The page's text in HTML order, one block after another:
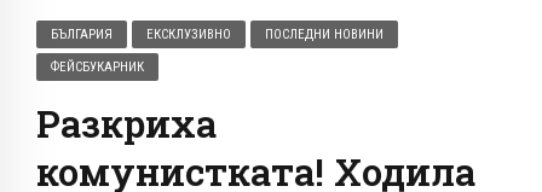
БЪЛГАРИЯ ЕКСКЛУЗИВНО ПОСЛЕДНИ НОВИНИ
ФЕЙСБУКАРНИК
Разкриха
комунистката! Ходила